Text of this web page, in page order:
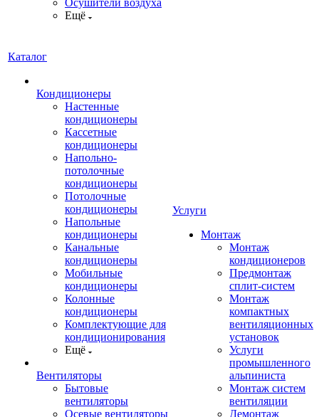
Осушители воздуха
Ещё
Каталог
Кондиционеры
Настенные
кондиционеры
Кассетные
кондиционеры
Напольно-
потолочные
кондиционеры
Потолочные
кондиционеры
Напольные
кондиционеры
Канальные
кондиционеры
Мобильные
кондиционеры
Колонные
кондиционеры
Комплектующие для
кондиционирования
Ещё
Вентиляторы
Бытовые
вентиляторы
Осевые вентиляторы
Услуги
Монтаж
Монтаж
кондиционеров
Предмонтаж
сплит-систем
Монтаж
компактных
вентиляционных
установок
Услуги
промышленного
альпиниста
Монтаж систем
вентиляции
Демонтаж